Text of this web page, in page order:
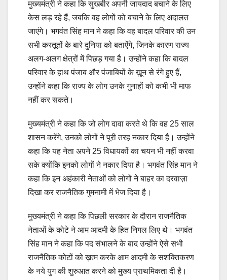
मुख्यमंत्री ने कहा कि सुखबीर अपनी जायदाद बचाने के लिए
केस लड़ रहे हैं, जबकि वह लोगों को बचाने के लिए अदालत
जाएंगे। भगवंत सिंह मान ने कहा कि वह बादल परिवार की उन
सभी करतूतों के बारे दुनिया को बताऐंगे, जिनके कारण राज्य
अलग-अलग क्षेत्रों में पिछड़ गया है। उन्होंने कहा कि बादल
परिवार के हाथ पंजाब और पंजाबियों के ख़ून से रंगे हुए हैं,
उन्होंने कहा कि राज्य के लोग उनके गुनाहों को कभी भी माफ
नहीं कर सकते।
मुख्यमंत्री ने कहा कि जो लोग दावा करते थे कि वह 25 साल
शासन करेंगे, उनको लोगों ने पूरी तरह नकार दिया है। उन्होंने
कहा कि यह नेता अपने 25 विधायकों का चयन भी नहीं करवा
सके क्योंकि इनको लोगों ने नकार दिया है। भगवंत सिंह मान ने
कहा कि इन अहंकारी नेताओं को लोगों ने बाहर का दरवाज़ा
दिखा कर राजनैतिक गुमनामी में भेज दिया है।
मुख्यमंत्री ने कहा कि पिछली सरकार के दौरान राजनैतिक
नेताओं के कोटे ने आम आदमी के हित निगल लिए थे। भगवंत
सिंह मान ने कहा कि पद संभालने के बाद उन्होंने ऐसे सभी
राजनैतिक कोटों को ख़त्म करके आम आदमी के सशक्तिकरण
के नये युग की शुरुआत करने को मुख्य प्राथमिकता दी है।